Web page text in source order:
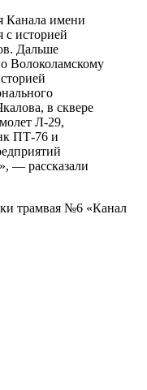
Канала имени
с историей
Дальше
Волоколамскому
в сквере
Л-29,
ПТ-76 и
— рассказали
трамвая №6 «Канал